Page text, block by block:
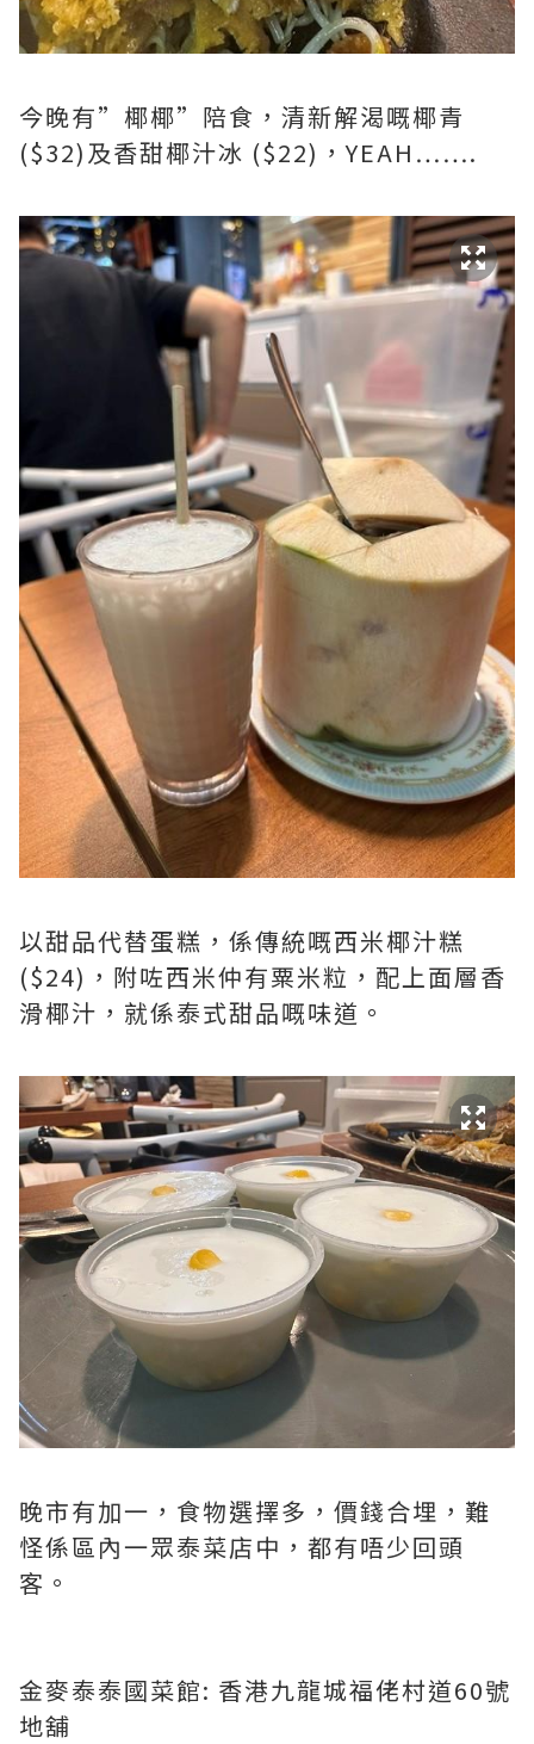
今晚有”椰椰”陪食，清新解渴嘅椰青
($32)及香甜椰汁冰 ($22)，YEAH…….
以甜品代替蛋糕，係傳統嘅西米椰汁糕
($24)，附咗西米仲有粟米粒，配上面層香
滑椰汁，就係泰式甜品嘅味道。
晚市有加一，食物選擇多，價錢合埋，難
怪係區內一眾泰菜店中，都有唔少回頭
客。
金麥泰泰國菜館: 香港九龍城福佬村道60號
地舖